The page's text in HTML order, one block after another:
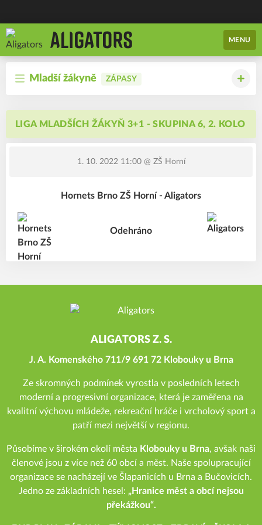
MENU
Mladší žákyně ZÁPASY
LIGA MLADŠÍCH ŽÁKYŇ 3+1 - SKUPINA 6, 2. KOLO
1. 10. 2022 11:00@ ZŠ Horní
Hornets Brno ZŠ Horní - Aligators
Odehráno
ALIGATORS Z. S.
J. A. Komenského 711/9 691 72 Klobouky u Brna
Ze skromných podmínek vyrostla v posledních letech
moderní a progresivní organizace, která je zaměřena na
kvalitní výchovu mládeže, rekreační hráče i vrcholový sport a
patří mezi největší v regionu.
Působíme v širokém okolí města Klobouky u Brna, avšak naši
členové jsou z více než 60 obcí a měst. Naše spolupracující
organizace se nacházejí ve Šlapanicích u Brna a Bučovicích.
Jedno ze základních hesel: „Hranice měst a obcí nejsou
překážkou“.